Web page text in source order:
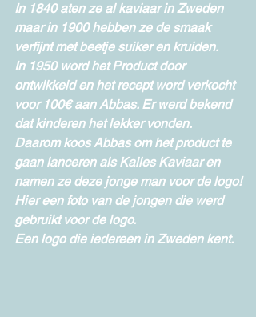
In 1840 aten ze al kaviaar in Zweden
maar in 1900 hebben ze de smaak
verfijnt met beetje suiker en kruiden.
In 1950 word het Product door
ontwikkeld en het recept word verkocht
voor 100€ aan Abbas. Er werd bekend
dat kinderen het lekker vonden.
Daarom koos Abbas om het product te
gaan lanceren als Kalles Kaviaar en
namen ze deze jonge man voor de logo!
Hier een foto van de jongen die werd
gebruikt voor de logo.
Een logo die iedereen in Zweden kent.